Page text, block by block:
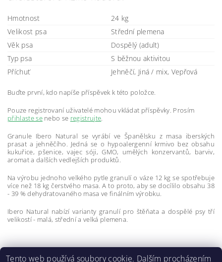
Hmotnost
24 kg
Velikost psa
Střední plemena
Věk psa
Dospělý (adult)
Typ psa
S běžnou aktivitou
Příchuť
Jehněčí, Jiná / mix, Vepřová
Buďte první, kdo napíše příspěvek k této položce.
Pouze registrovaní uživatelé mohou vkládat příspěvky. Prosím
přihlaste senebo se registrujte.
Granule Ibero Natural se vyrábí ve Španělsku z masa iberských
prasat a jehněčího. Jedná se o hypoalergenní krmivo bez obsahu
kukuřice, pšenice, vajec sóji, GMO, umělých konzervantů, barviv,
aromat a dalších vedlejších produktů.
Na výrobu jednoho velkého pytle granulí o váze 12 kg se spotřebuje
více než 18 kg čerstvého masa. A to proto, aby se docílilo obsahu 38
- 39 % dehydratovaného masa ve finálním výrobku.
Ibero Natural nabízí varianty granulí pro štěňata a dospělé psy tří
velikostí - malá, střední a velká plemena.
Tento web používá soubory cookie. Dalším procházením